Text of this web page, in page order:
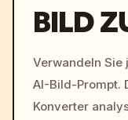
BILD
Verwandeln Sie
AI-Bild-Prompt.
Konverter